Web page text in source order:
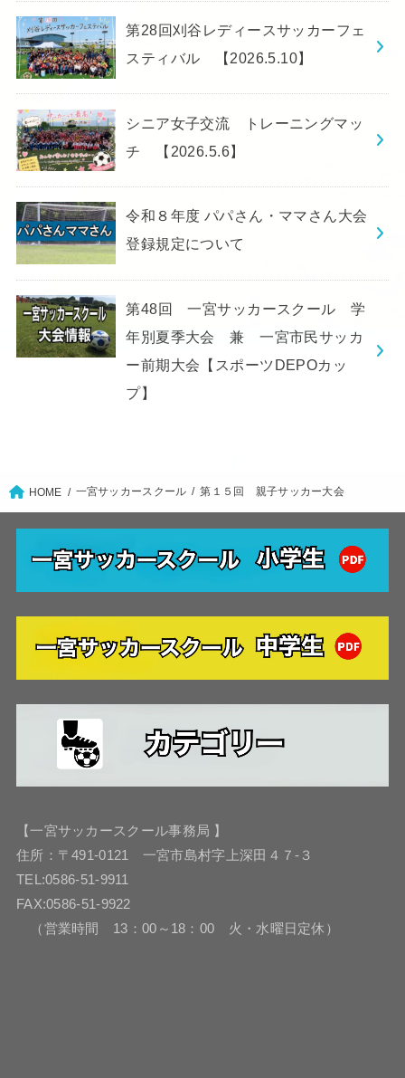
第28回刈谷レディースサッカーフェ
スティバル 【2026.5.10】
シニア女子交流 トレーニングマッ
チ 【2026.5.6】
令和８年度 パパさん・ママさん大会
登録規定について
第48回 一宮サッカースクール 学
年別夏季大会 兼 一宮市民サッカ
ー前期大会【スポーツDEPOカッ
プ】
HOME 一宮サッカースクール 第１５回 親子サッカー大会
【一宮サッカースクール事務局 】
住所：〒491-0121 一宮市島村字上深田４７-３
TEL:0586-51-9911
FAX:0586-51-9922
（営業時間 13：00～18：00 火・水曜日定休）